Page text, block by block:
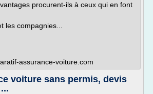
procurent-ils à ceux qui en font
les compagnies...
assurance-voiture.com
voiture sans permis, devis